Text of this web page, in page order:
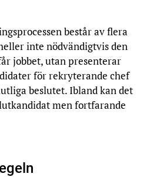
består av flera
inte nödvändigtvis den
jobbet, utan presenterar
för rekryterande chef
beslutet. Ibland kan det
men fortfarande